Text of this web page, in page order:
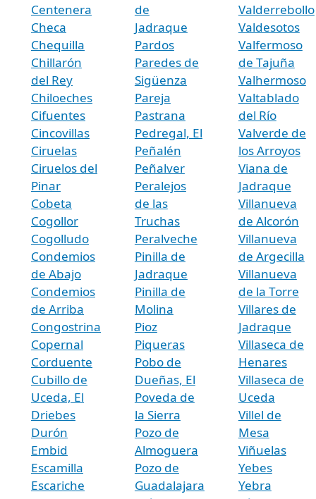
Centenera
Checa
Chequilla
Chillarón
del Rey
Chiloeches
Cifuentes
Cincovillas
Ciruelas
Ciruelos del
Pinar
Cobeta
Cogollor
Cogolludo
Condemios
de Abajo
Condemios
de Arriba
Congostrina
Copernal
Corduente
Cubillo de
Uceda, El
Driebes
Durón
Embid
Escamilla
Escariche
de
Jadraque
Pardos
Paredes de
Sigüenza
Pareja
Pastrana
Pedregal, El
Peñalén
Peñalver
Peralejos
de las
Truchas
Peralveche
Pinilla de
Jadraque
Pinilla de
Molina
Pioz
Piqueras
Pobo de
Dueñas, El
Poveda de
la Sierra
Pozo de
Almoguera
Pozo de
Guadalajara
Valderrebollo
Valdesotos
Valfermoso
de Tajuña
Valhermoso
Valtablado
del Río
Valverde de
los Arroyos
Viana de
Jadraque
Villanueva
de Alcorón
Villanueva
de Argecilla
Villanueva
de la Torre
Villares de
Jadraque
Villaseca de
Henares
Villaseca de
Uceda
Villel de
Mesa
Viñuelas
Yebes
Yebra